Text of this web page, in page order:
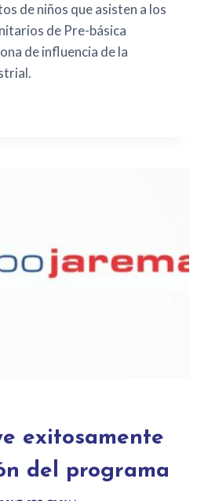
de niños que asisten a los
de Pre-básica
de influencia de la
exitosamente
del programa